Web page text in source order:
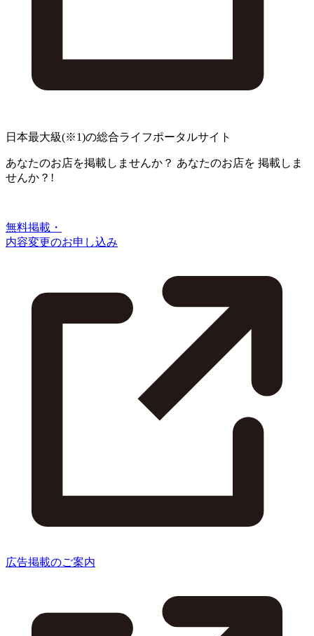
日本最大級(※1)の総合ライフポータルサイト
あなたのお店を掲載しませんか？ あなたのお店を 掲載しま
せんか？!
無料掲載・
内容変更のお申し込み
広告掲載のご案内